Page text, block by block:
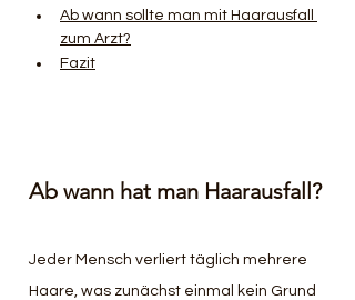
Ab wann sollte man mit Haarausfall
zum Arzt?
Fazit
Ab wann hat man Haarausfall?
Jeder Mensch verliert täglich mehrere
Haare, was zunächst einmal kein Grund